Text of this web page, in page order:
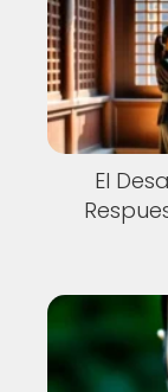
El